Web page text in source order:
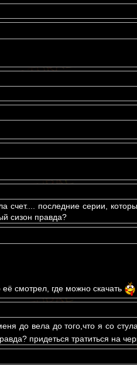
счет.... последние серии,
сизон правда?
её смотрел, где можно скачать
до вела до того,что я со
придеться тратиться на